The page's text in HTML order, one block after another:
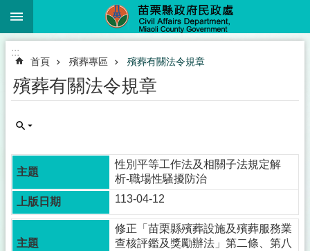
跳到主要內容區塊
階
搜
尋
務
簡
介
便
服
:::
首頁 殯葬專區 殯葬有關法令規章
殯葬有關法令規章
性別平等工作法及相關子法規定解
析-職場性騷擾防治
113-04-12
修正「苗栗縣殯葬設施及殯葬服務業
查核評鑑及獎勵辦法」第二條、第八